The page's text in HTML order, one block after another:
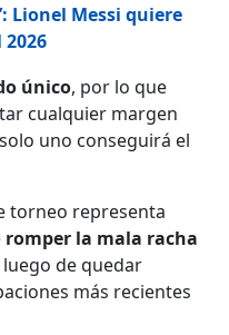
Lionel Messi quiere
único, por lo que
cualquier margen
uno conseguirá el
torneo representa
romper la mala racha
luego de quedar
más recientes